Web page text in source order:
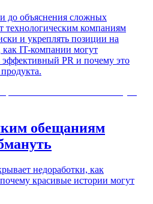
до объяснения сложных
технологическим компаниям
и укреплять позиции на
как IT-компании могут
эффективный PR и почему это
обещаниям
недоработки, как
красивые истории могут